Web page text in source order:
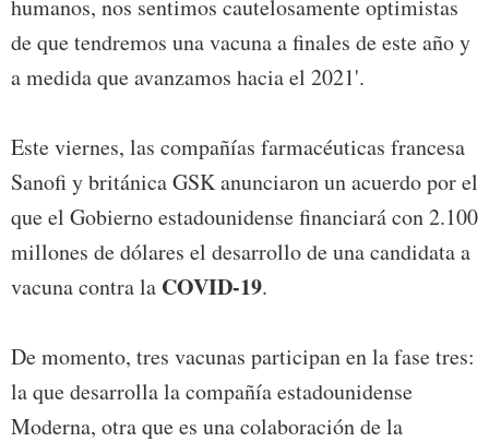
humanos, nos sentimos cautelosamente optimistas
de que tendremos una vacuna a finales de este año y
a medida que avanzamos hacia el 2021'.
Este viernes, las compañías farmacéuticas francesa
Sanofi y británica GSK anunciaron un acuerdo por el
que el Gobierno estadounidense financiará con 2.100
millones de dólares el desarrollo de una candidata a
vacuna contra la COVID-19.
De momento, tres vacunas participan en la fase tres:
la que desarrolla la compañía estadounidense
Moderna, otra que es una colaboración de la